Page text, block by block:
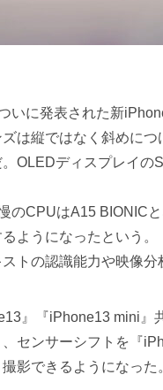
いに発表された新
は縦ではなく斜めに
OLEDディスプレイの
のCPUはA15 BIONIC
ようになったという。
トの認識能力や映像分
』『iPhone13 mini』
、センサーシフトを『
影できるようになっ